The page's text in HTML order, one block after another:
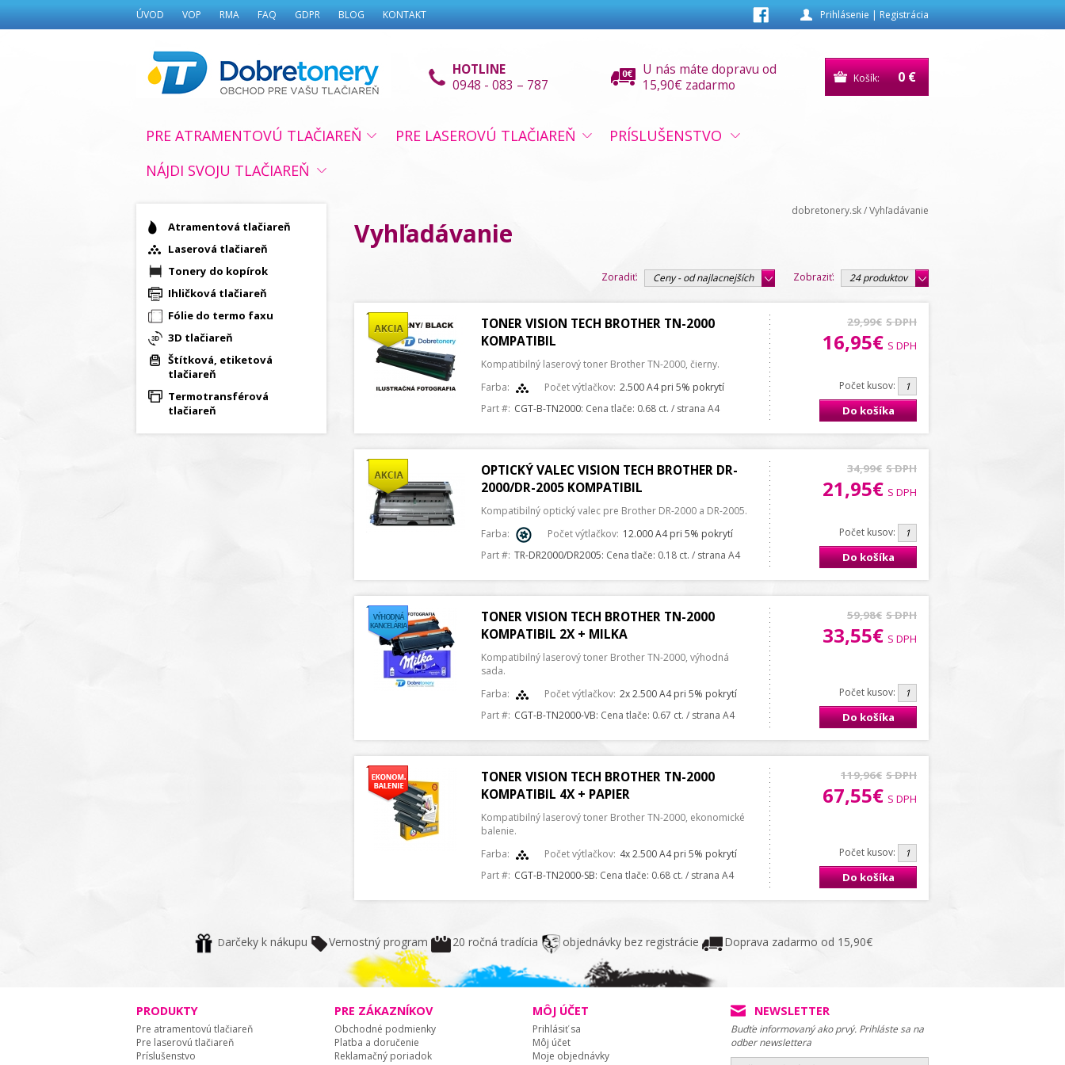
Prihlásenie | Registrácia
ÚVOD VOP RMA FAQ GDPR BLOG KONTAKT
Košík: 0 €
U nás máte dopravu od
15,90€ zadarmo
HOTLINE
0948 - 083 – 787
PRE ATRAMENTOVÚ TLAČIAREŇ PRE LASEROVÚ TLAČIAREŇ
PRÍSLUŠENSTVO
NÁJDI SVOJU TLAČIAREŇ
Atramentová tlačiareň
Laserová tlačiareň
Tonery do kopírok
Ihličková tlačiareň
Fólie do termo faxu
3D tlačiareň
Štítková, etiketová
tlačiareň
Termotransférová
tlačiareň
dobretonery.sk/Vyhľadávanie
Vyhľadávanie
Zoradiť: Ceny - od najlacnejších Zobraziť: 24 produktov
29,99€ S DPH
16,95€ S DPH
Počet kusov:
Do košíka
TONER VISION TECH BROTHER TN-2000
KOMPATIBIL
Kompatibilný laserový toner Brother TN-2000, čierny.
Farba:
Počet výtlačkov: 2.500 A4 pri 5% pokrytí
Part #: CGT-B-TN2000: Cena tlače: 0.68 ct. / strana A4
34,99€ S DPH
21,95€ S DPH
Počet kusov:
Do košíka
OPTICKÝ VALEC VISION TECH BROTHER DR-
2000/DR-2005 KOMPATIBIL
Kompatibilný optický valec pre Brother DR-2000 a DR-2005.
Farba:
Počet výtlačkov: 12.000 A4 pri 5% pokrytí
Part #: TR-DR2000/DR2005: Cena tlače: 0.18 ct. / strana A4
59,98€ S DPH
33,55€ S DPH
Počet kusov:
Do košíka
TONER VISION TECH BROTHER TN-2000
KOMPATIBIL 2X + MILKA
Kompatibilný laserový toner Brother TN-2000, výhodná
sada.
Farba:
Počet výtlačkov: 2x 2.500 A4 pri 5% pokrytí
Part #: CGT-B-TN2000-VB: Cena tlače: 0.67 ct. / strana A4
119,96€ S DPH
67,55€ S DPH
Počet kusov:
Do košíka
TONER VISION TECH BROTHER TN-2000
KOMPATIBIL 4X + PAPIER
Kompatibilný laserový toner Brother TN-2000, ekonomické
balenie.
Farba:
Počet výtlačkov: 4x 2.500 A4 pri 5% pokrytí
Part #: CGT-B-TN2000-SB: Cena tlače: 0.68 ct. / strana A4
Darčeky k nákupu Vernostný program 20 ročná tradícia objednávky bez registrácie Doprava zadarmo od 15,90€
PRODUKTY
Pre atramentovú tlačiareň
Pre laserovú tlačiareň
Príslušenstvo
PRE ZÁKAZNÍKOV
Obchodné podmienky
Platba a doručenie
Reklamačný poriadok
MÔJ ÚČET
Prihlásiť sa
Môj účet
Moje objednávky
NEWSLETTER
Budťe informovaný ako prvý. Prihláste sa na
odber newslettera